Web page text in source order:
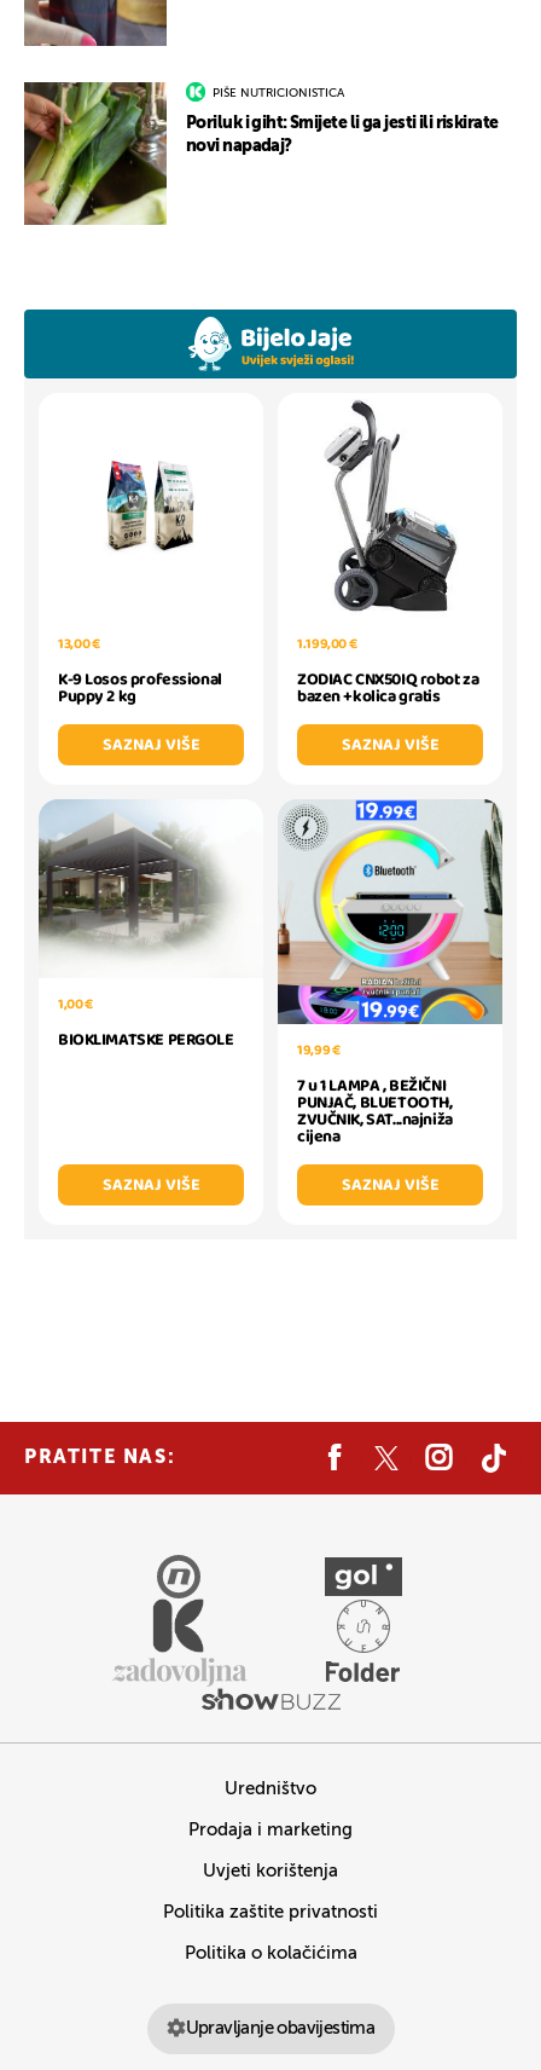
PIŠE NUTRICIONISTICA
Poriluk i giht: Smijete li ga jesti ili riskirate
novi napadaj?
13,00 €
K-9 Losos professional
Puppy 2 kg
SAZNAJ VIŠE
1.199,00 €
ZODIAC CNX50IQ robot za
bazen +kolica gratis
SAZNAJ VIŠE
1,00 €
BIOKLIMATSKE PERGOLE
SAZNAJ VIŠE
19,99 €
7 u 1 LAMPA , BEŽIČNI
PUNJAČ, BLUETOOTH,
ZVUČNIK, SAT...najniža
cijena
SAZNAJ VIŠE
PRATITE NAS:
Uredništvo
Prodaja i marketing
Uvjeti korištenja
Politika zaštite privatnosti
Politika o kolačićima
Upravljanje obavijestima